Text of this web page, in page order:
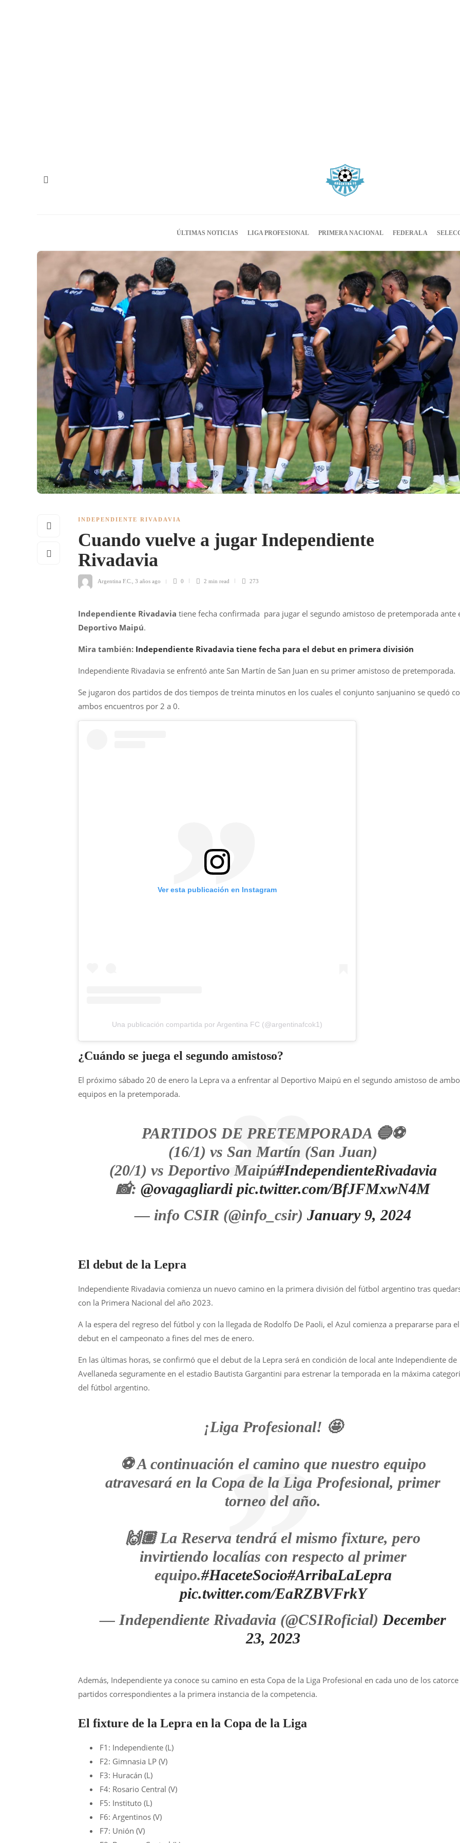
ÚLTIMAS NOTICIAS LIGA PROFESIONAL PRIMERA NACIONAL FEDERAL A
INDEPENDIENTE RIVADAVIA
Cuando vuelve a jugar Independiente
Rivadavia
Argentina F.C. 3 años ago 0 2 min read 273
Independiente Rivadavia tiene fecha confirmada para jugar el segundo amistoso de pretemporada ante
Deportivo Maipú.
Mira también: Independiente Rivadavia tiene fecha para el debut en primera división
Independiente Rivadavia se enfrentó ante San Martín de San Juan en su primer amistoso de pretemporada.
Se jugaron dos partidos de dos tiempos de treinta minutos en los cuales el conjunto sanjuanino se quedó
ambos encuentros por 2 a 0.
Ver esta publicación en Instagram
Una publicación compartida por Argentina FC (@argentinafcok1)
¿Cuándo se juega el segundo amistoso?
El próximo sábado 20 de enero la Lepra va a enfrentar al Deportivo Maipú en el segundo amistoso de
equipos en la pretemporada.
PARTIDOS DE PRETEMPORADA 🔵⚽
(16/1) vs San Martín (San Juan)
(20/1) vs Deportivo Maipú#IndependienteRivadavia
📸: @ovagagliardi pic.twitter.com/BfJFMxwN4M
— info CSIR (@info_csir)January 9, 2024
El debut de la Lepra
Independiente Rivadavia comienza un nuevo camino en la primera división del fútbol argentino tras
con la Primera Nacional del año 2023.
A la espera del regreso del fútbol y con la llegada de Rodolfo De Paoli, el Azul comienza a prepararse para el
debut en el campeonato a fines del mes de enero.
En las últimas horas, se confirmó que el debut de la Lepra será en condición de local ante Independiente de
Avellaneda seguramente en el estadio Bautista Gargantini para estrenar la temporada en la máxima
del fútbol argentino.
¡Liga Profesional! 🤩
⚽️ A continuación el camino que nuestro equipo
atravesará en la Copa de la Liga Profesional, primer
torneo del año.
🙌🏽 La Reserva tendrá el mismo fixture, pero
invirtiendo localías con respecto al primer
equipo.#HaceteSocio#ArribaLaLepra
pic.twitter.com/EaRZBVFrkY
— Independiente Rivadavia (@CSIRoficial) December
23, 2023
Además, Independiente ya conoce su camino en esta Copa de la Liga Profesional en cada uno de los catorce
partidos correspondientes a la primera instancia de la competencia.
El fixture de la Lepra en la Copa de la Liga
F1: Independiente (L)
F2: Gimnasia LP (V)
F3: Huracán (L)
F4: Rosario Central (V)
F5: Instituto (L)
F6: Argentinos (V)
F7: Unión (V)